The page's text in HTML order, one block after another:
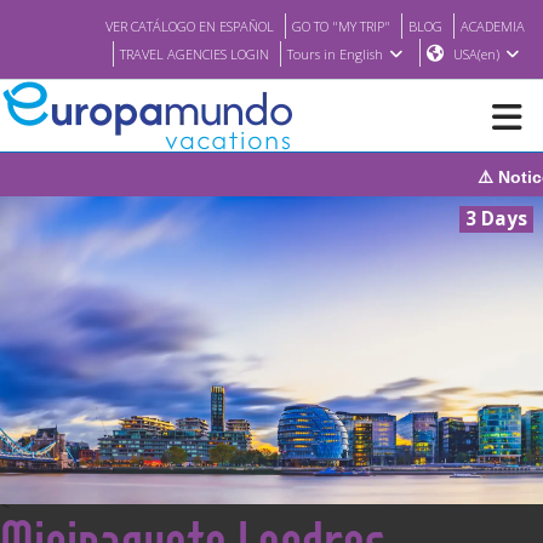
VER CATÁLOGO EN ESPAÑOL GO TO "MY TRIP" BLOG
ACADEMIA
TRAVEL AGENCIES LOGIN
Tours in English USA(en)
BROCHURE PDF
WHERE TO BUY
FEATURED
ABOUT US
⚠️ Notice: The
3 Days
<